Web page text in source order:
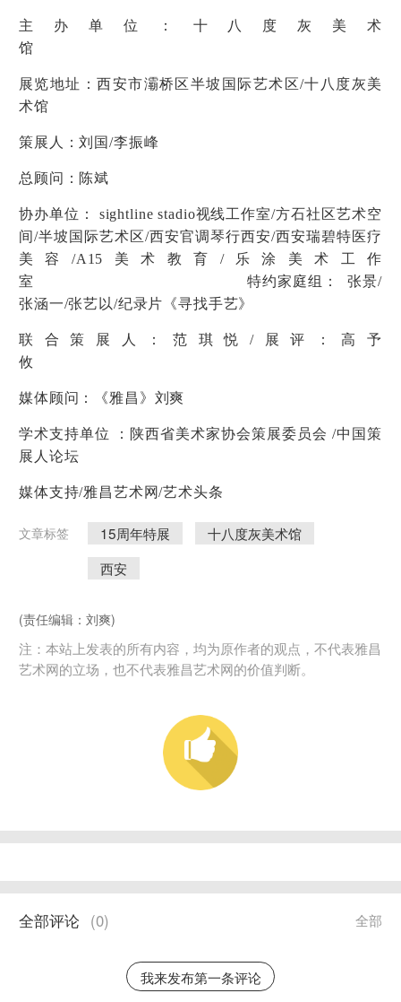
主办单位：十八度灰美术
馆
展览地址：西安市灞桥区半坡国际艺术区/十八度灰美
术馆
策展人：刘国/李振峰
总顾问：陈斌
协办单位： sightline stadio视线工作室/方石社区艺术空
间/半坡国际艺术区/西安官调琴行西安/西安瑞碧特医疗
美容/A15美术教育/乐涂美术工作
室 特约家庭组： 张景/
张涵一/张艺以/纪录片《寻找手艺》
联合策展人：范琪悦/展评：高予
攸
媒体顾问：《雅昌》刘爽
学术支持单位 ：陕西省美术家协会策展委员会 /中国策
展人论坛
媒体支持/雅昌艺术网/艺术头条
文章标签 15周年特展
十八度灰美术馆
西安
(责任编辑：刘爽)
注：本站上发表的所有内容，均为原作者的观点，不代表雅昌
艺术网的立场，也不代表雅昌艺术网的价值判断。
全部
全部评论 (0)
我来发布第一条评论